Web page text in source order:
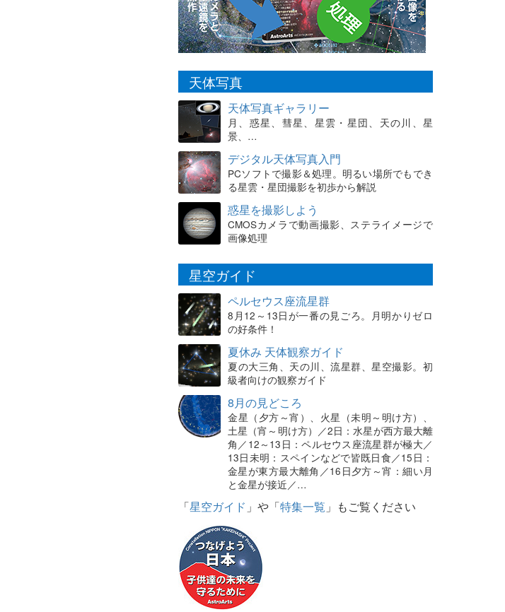
天体写真
天体写真ギャラリー
月、惑星、彗星、星雲・星団、天の川、星
景、…
デジタル天体写真入門
PCソフトで撮影＆処理。明るい場所でもでき
る星雲・星団撮影を初歩から解説
惑星を撮影しよう
CMOSカメラで動画撮影、ステライメージで
画像処理
星空ガイド
ペルセウス座流星群
8月12～13日が一番の見ごろ。月明かりゼロ
の好条件！
夏休み 天体観察ガイド
夏の大三角、天の川、流星群、星空撮影。初
級者向けの観察ガイド
8月の見どころ
金星（夕方～宵）、火星（未明～明け方）、
土星（宵～明け方）／2日：水星が西方最大離
角／12～13日：ペルセウス座流星群が極大／
13日未明：スペインなどで皆既日食／15日：
金星が東方最大離角／16日夕方～宵：細い月
と金星が接近／…
「星空ガイド 」や「特集一覧 」もご覧ください